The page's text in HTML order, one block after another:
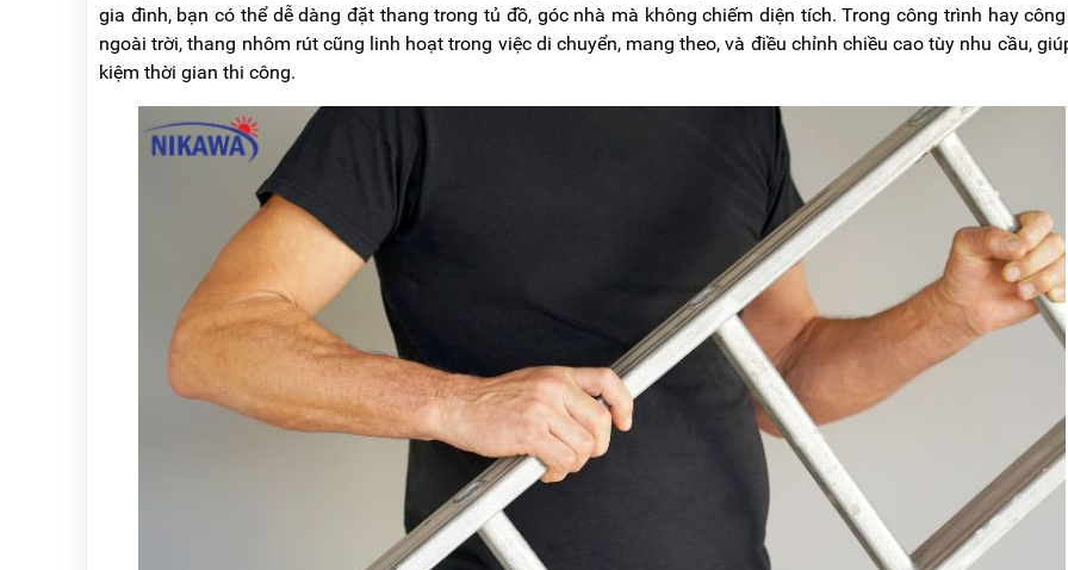
gia đình, bạn có thể dễ dàng đặt thang trong tủ đồ, góc nhà mà không chiếm diện tích. Trong công trình hay
ngoài trời, thang nhôm rút cũng linh hoạt trong việc di chuyển, mang theo, và điều chỉnh chiều cao tùy nhu cầu,
kiệm thời gian thi công.